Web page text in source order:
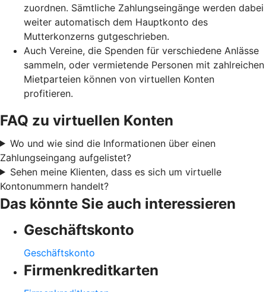
zuordnen. Sämtliche Zahlungseingänge werden dabei
weiter automatisch dem Hauptkonto des
Mutterkonzerns gutgeschrieben.
Auch Vereine, die Spenden für verschiedene Anlässe
sammeln, oder vermietende Personen mit zahlreichen
Mietparteien können von virtuellen Konten
profitieren.
FAQ zu virtuellen Konten
Wo und wie sind die Informationen über einen
Zahlungseingang aufgelistet?
Sehen meine Klienten, dass es sich um virtuelle
Kontonummern handelt?
Das könnte Sie auch interessieren
Geschäftskonto
Geschäftskonto
Firmenkreditkarten